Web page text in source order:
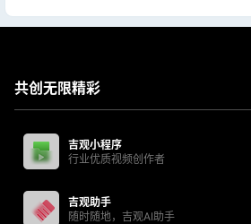
共创无限精彩
吉观小程序
行业优质视频创作者
吉观助手
随时随地，吉观AI助手